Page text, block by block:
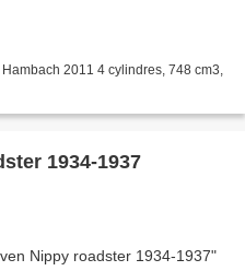
2011 4 cylindres, 748 cm3,
1934-1937